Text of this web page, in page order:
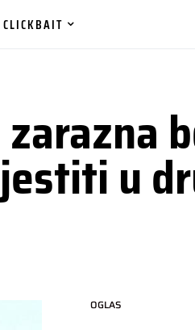
CLICKBAIT
zarazna
u
OGLAS